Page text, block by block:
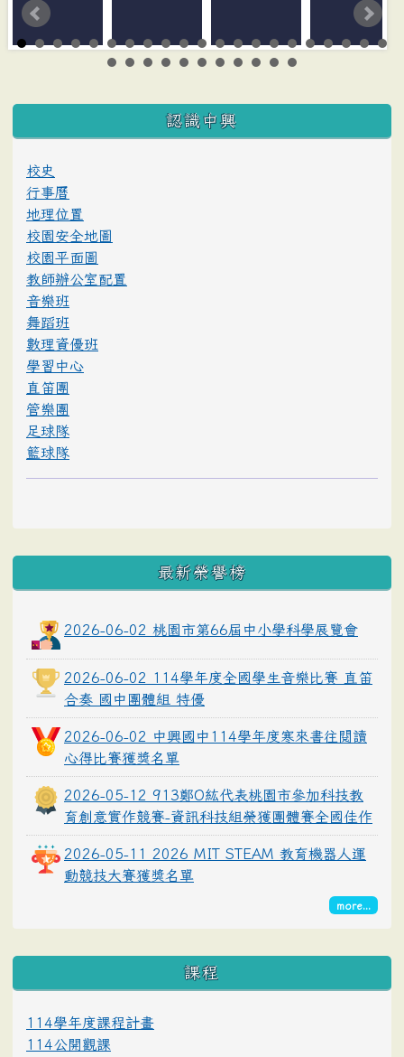
:::
認識中興
校史
行事曆
地理位置
校園安全地圖
校園平面圖
教師辦公室配置
音樂班
舞蹈班
數理資優班
學習中心
直笛團
管樂團
足球隊
籃球隊
最新榮譽榜
2026-06-02 桃園市第66屆中小學科學展覽會
2026-06-02 114學年度全國學生音樂比賽 直笛
合奏 國中團體組 特優
2026-06-02 中興國中114學年度寒來書往閱讀
心得比賽獲獎名單
2026-05-12 913鄭O紘代表桃園市參加科技教
育創意實作競賽-資訊科技組榮獲團體賽全國佳作
2026-05-11 2026 MIT STEAM 教育機器人運
動競技大賽獲獎名單
more...
課程
114學年度課程計畫
114公開觀課